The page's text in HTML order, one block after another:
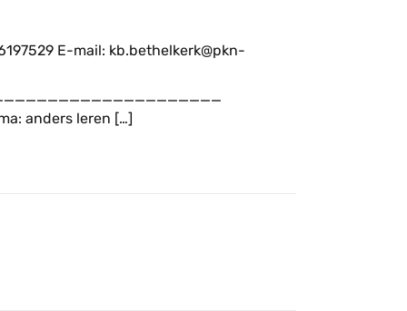
E-mail: kb.bethelkerk@pkn-
anders leren […]